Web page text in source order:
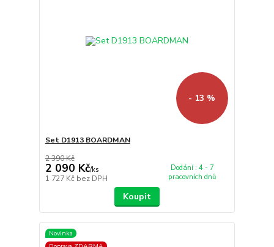
- 13 %
Set D1913 BOARDMAN
2 390 Kč
2 090 Kč/ks
1 727 Kč bez DPH
Dodání : 4 - 7
pracovních dnů
Koupit
Novinka